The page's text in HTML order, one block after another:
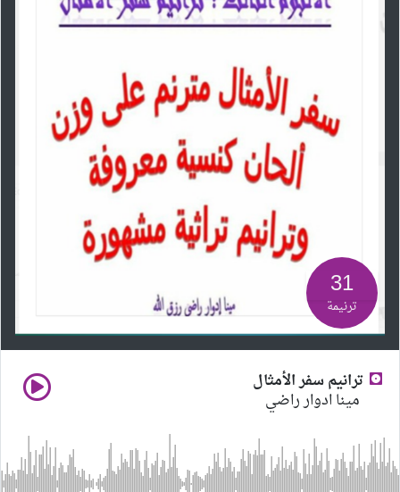
31
ترنيمة
ترانيم سفر الأمثال
مينا ادوار راضي